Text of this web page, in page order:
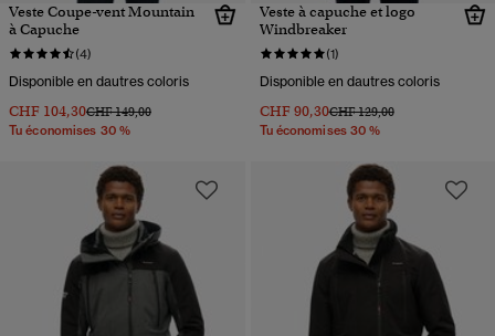
Veste Coupe-vent Mountain
à Capuche
(4)
Disponible en dautres coloris
CHF 104,30Prix réduit de
CHF 149,00à
Tu économises 30 %
Veste à capuche et logo
Windbreaker
(1)
Disponible en dautres coloris
CHF 90,30Prix réduit de
CHF 129,00à
Tu économises 30 %